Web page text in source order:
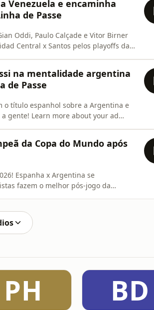
Venezuela e encaminha
de Passe
Oddi, Paulo Calçade e Vitor Birner
Central x Santos pelos playoffs da
na mentalidade argentina
de Passe
o título espanhol sobre a Argentina e
gente! Learn more about your ad
da Copa do Mundo após
Espanha x Argentina se
fazem o melhor pós-jogo da
PH BD